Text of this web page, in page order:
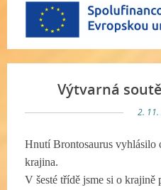
Výtvarná
2.
Hnutí Brontosaurus vyhlásilo
krajina.
V šesté třídě jsme si o krajině